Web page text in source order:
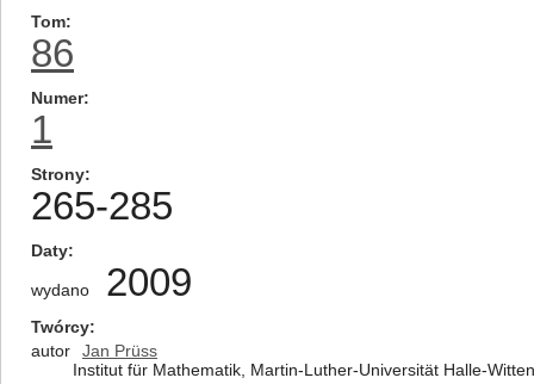
Tom
86
Numer
1
Strony
265-285
Daty
wydano 2009
Twórcy
autor
Jan Prüss
Institut für Mathematik, Martin-Luther-Universität Halle-